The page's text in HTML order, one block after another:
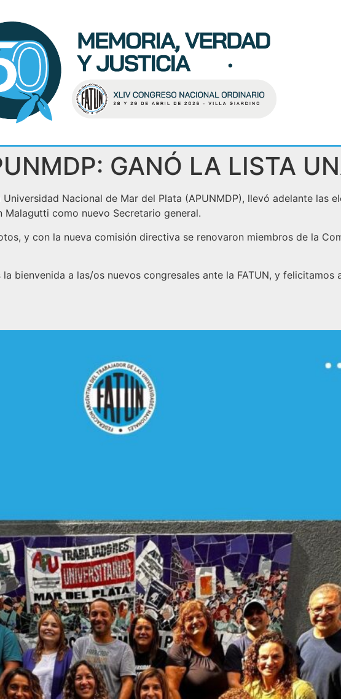
GANÓ LA LISTA
Nacional de Mar del Plata (APUNMDP), llevó adelante las
como nuevo Secretario general.
y con la nueva comisión directiva se renovaron miembros de la
bienvenida a las/os nuevos congresales ante la FATUN, y felicitamos